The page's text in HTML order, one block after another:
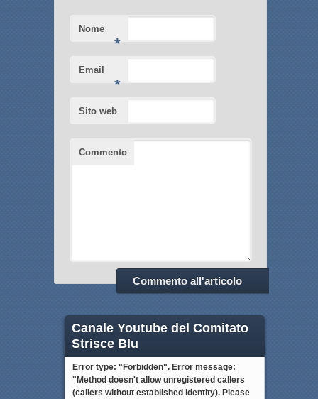
Nome
*
Email
*
Sito web
Commento
Canale Youtube del Comitato
Strisce Blu
Error type: "Forbidden". Error message:
"Method doesn't allow unregistered callers
(callers without established identity). Please